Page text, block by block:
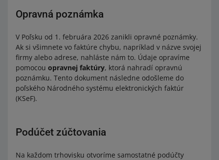
Opravná poznámka
V Poľsku od 1. februára 2026 zanikli opravné poznámky.
Ak si všimnete vo faktúre chybu, napríklad v názve svojej
firmy alebo adrese, nahláste nám to. Údaje opravíme
pomocou opravnej faktúry, ktorá nahradí opravnú
poznámku. Tento dokument následne odošleme do
poľského Národného systému elektronických faktúr
(KSeF).
Podúčet zúčtovania
Na každom trhovisku otvoríme samostatné podúčty